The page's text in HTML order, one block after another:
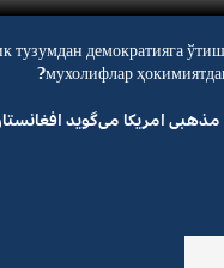
тузумдан демократияга
мухолифлар
امریکا می‌گوید